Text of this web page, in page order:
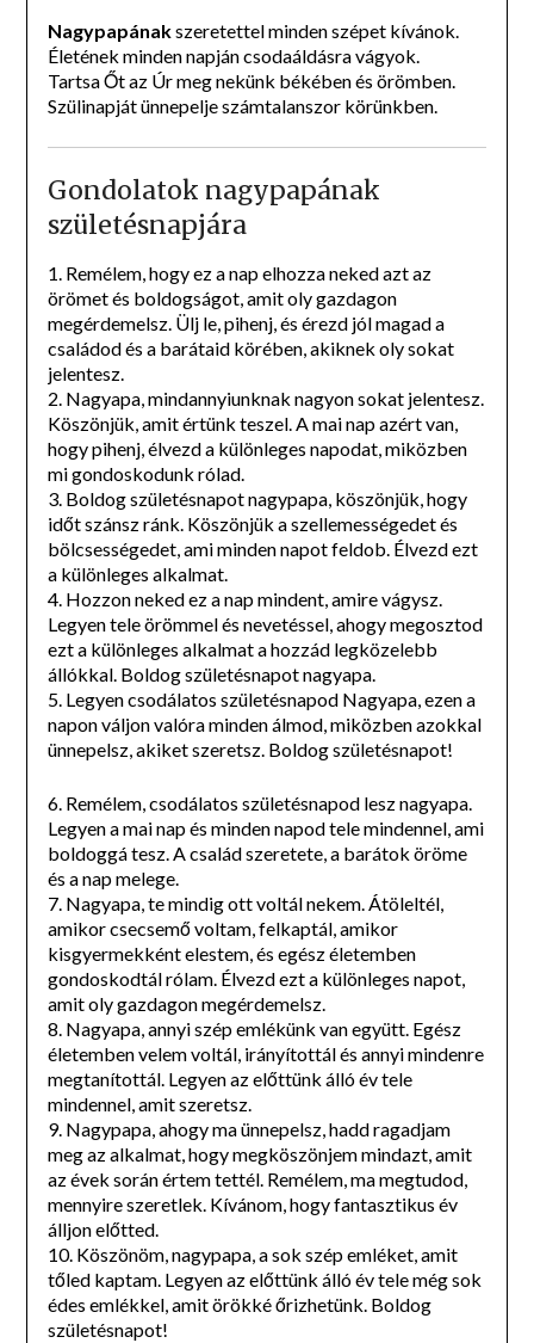
Nagypapánakszeretettel minden szépet kívánok.
Életének minden napján csodaáldásra vágyok.
Tartsa Őt az Úr meg nekünk békében és örömben.
Szülinapját ünnepelje számtalanszor körünkben.
Gondolatok nagypapának
születésnapjára
1. Remélem, hogy ez a nap elhozza neked azt az
örömet és boldogságot, amit oly gazdagon
megérdemelsz. Ülj le, pihenj, és érezd jól magad a
családod és a barátaid körében, akiknek oly sokat
jelentesz.
2. Nagyapa, mindannyiunknak nagyon sokat jelentesz.
Köszönjük, amit értünk teszel. A mai nap azért van,
hogy pihenj, élvezd a különleges napodat, miközben
mi gondoskodunk rólad.
3. Boldog születésnapot nagypapa, köszönjük, hogy
időt szánsz ránk. Köszönjük a szellemességedet és
bölcsességedet, ami minden napot feldob. Élvezd ezt
a különleges alkalmat.
4. Hozzon neked ez a nap mindent, amire vágysz.
Legyen tele örömmel és nevetéssel, ahogy megosztod
ezt a különleges alkalmat a hozzád legközelebb
állókkal. Boldog születésnapot nagyapa.
5. Legyen csodálatos születésnapod Nagyapa, ezen a
napon váljon valóra minden álmod, miközben azokkal
ünnepelsz, akiket szeretsz. Boldog születésnapot!
6. Remélem, csodálatos születésnapod lesz nagyapa.
Legyen a mai nap és minden napod tele mindennel, ami
boldoggá tesz. A család szeretete, a barátok öröme
és a nap melege.
7. Nagyapa, te mindig ott voltál nekem. Átöleltél,
amikor csecsemő voltam, felkaptál, amikor
kisgyermekként elestem, és egész életemben
gondoskodtál rólam. Élvezd ezt a különleges napot,
amit oly gazdagon megérdemelsz.
8. Nagyapa, annyi szép emlékünk van együtt. Egész
életemben velem voltál, irányítottál és annyi mindenre
megtanítottál. Legyen az előttünk álló év tele
mindennel, amit szeretsz.
9. Nagypapa, ahogy ma ünnepelsz, hadd ragadjam
meg az alkalmat, hogy megköszönjem mindazt, amit
az évek során értem tettél. Remélem, ma megtudod,
mennyire szeretlek. Kívánom, hogy fantasztikus év
álljon előtted.
10. Köszönöm, nagypapa, a sok szép emléket, amit
tőled kaptam. Legyen az előttünk álló év tele még sok
édes emlékkel, amit örökké őrizhetünk. Boldog
születésnapot!